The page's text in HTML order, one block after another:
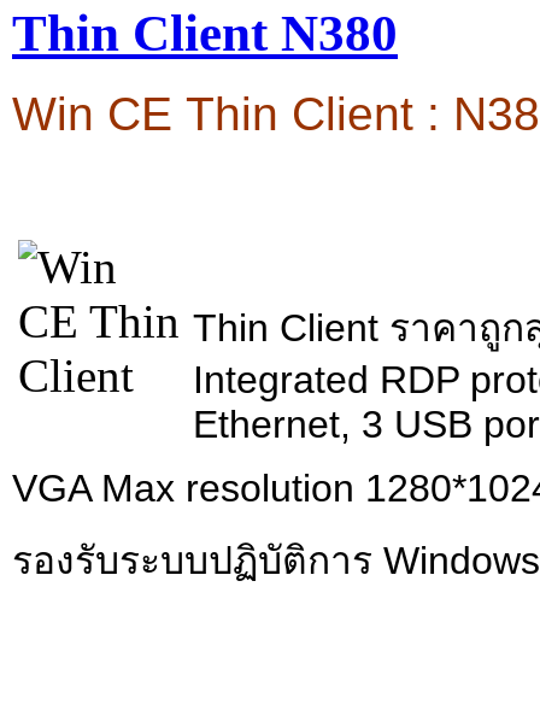
Thin Client N380
Win CE Thin Client :
Thin Client ราคาถูก
Integrated RDP
Ethernet, 3 USB
VGA Max resolution
รองรับระบบปฏิบัติการ